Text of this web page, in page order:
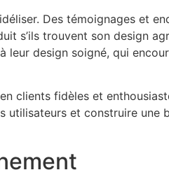
Des témoignages et
s’ils trouvent son design
leur design soigné, qui
clients fidèles et
utilisateurs et construire une